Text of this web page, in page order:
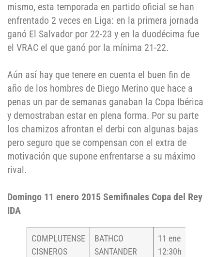
mismo, esta temporada en partido oficial se han
enfrentado 2 veces en Liga: en la primera jornada
ganó El Salvador por 22-23 y en la duodécima fue
el VRAC el que ganó por la mínima 21-22.
Aún así hay que tenere en cuenta el buen fin de
año de los hombres de Diego Merino que hace a
penas un par de semanas ganaban la Copa Ibérica
y demostraban estar en plena forma. Por su parte
los chamizos afrontan el derbi con algunas bajas
pero seguro que se compensan con el extra de
motivación que supone enfrentarse a su máximo
rival.
Domingo 11 enero 2015 Semifinales Copa del Rey
IDA
COMPLUTENSE
CISNEROS
BATHCO
SANTANDER
11 ene
12:30h